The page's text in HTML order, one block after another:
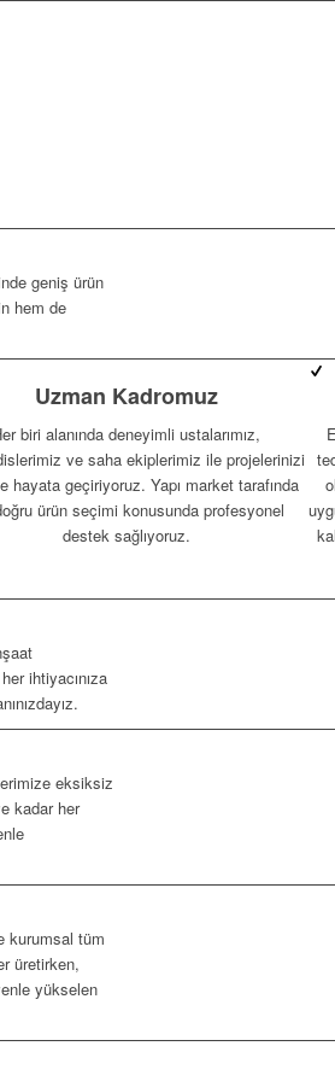
geniş ürün
hem de
Uzman Kadromuz
biri alanında deneyimli ustalarımız,
ve saha ekiplerimiz ile projelerinizi
hayata geçiriyoruz. Yapı market tarafında
ürün seçimi konusunda profesyonel
destek sağlıyoruz.
ihtiyacınıza
eksiksiz
kadar her
kurumsal tüm
üretirken,
yükselen